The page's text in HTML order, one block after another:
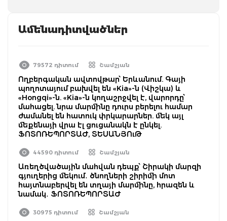
Ամենադիտվածներ
79572 դիտում Շամշյան
Ողբերգական ավտովթար՝ Երևանում. Գայի
պողոտայում բախվել են «Kia»-ն (Վիշկա) և
«Hongqi»-ն. «Kia»-ն կողաշրջվել է, վարորդը՝
մահացել. նրա մարմինը դուրս բերելու համար
ժամանել են հատուկ փրկարարներ. մեկ այլ
մեքենայի վրա էլ ցուցանակն է ընկել.
ՖՈՏՈՌԵՊՈՐՏԱԺ, ՏԵՍԱՆՅՈւԹ
44590 դիտում Շամշյան
Առեղծվածային մահվան դեպք՝ Շիրակի մարզի
գյուղերից մեկում․ ծնողների շիրիմի մոտ
հայտնաբերվել են տղայի մարմինը, հրազեն և
նամակ․ ՖՈՏՈՌԵՊՈՐՏԱԺ
30975 դիտում Շամշյան